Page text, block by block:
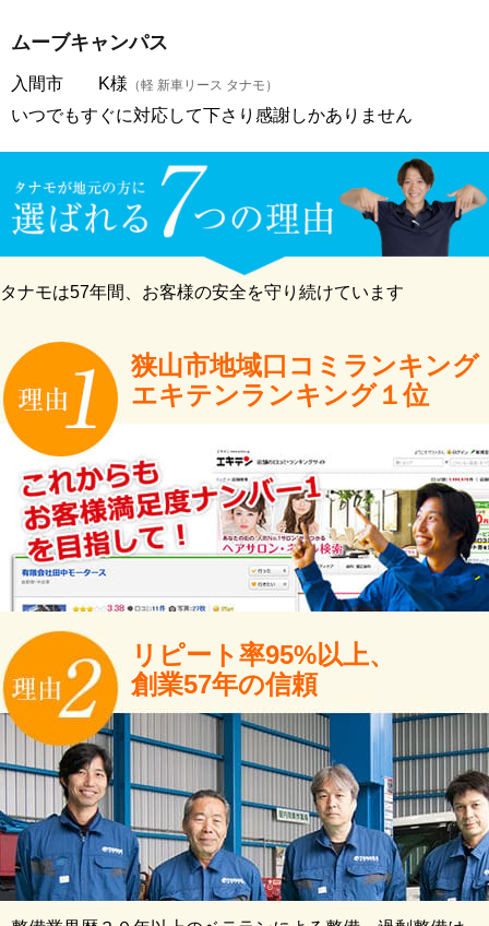
ムーブキャンパス
入間市 K様 （軽 新車リース タナモ）
いつでもすぐに対応して下さり感謝しかありません
タナモは57年間、お客様の安全を守り続けています
狭山市地域口コミランキング
エキテンランキング１位
リピート率95%以上、
創業57年の信頼